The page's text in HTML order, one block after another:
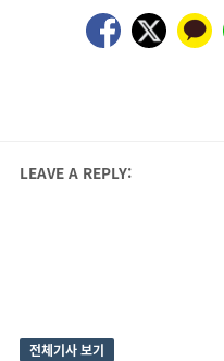
LEAVE A REPLY:
전체기사 보기